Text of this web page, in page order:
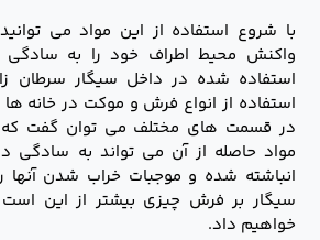
با شروع استفاده از این مواد می
واکنش محیط اطراف خود را به سادگی
استفاده شده در داخل سیگار سرطان
استفاده از انواع فرش و موکت در خانه
در قسمت های مختلف می توان گفت که
مواد حاصله از آن می تواند به سادگی
انباشته شده و موجبات خراب شدن آنها
سیگار بر فرش چیزی بیشتر از این
خواهیم داد.